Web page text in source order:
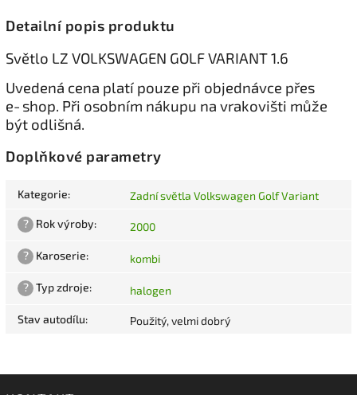
Detailní popis produktu
Světlo LZ VOLKSWAGEN GOLF VARIANT 1.6
Uvedená cena platí pouze při objednávce přes
e‑shop. Při osobním nákupu na vrakovišti může
být odlišná.
Doplňkové parametry
Kategorie: Zadní světla Volkswagen Golf Variant
? Rok výroby: 2000
? Karoserie: kombi
? Typ zdroje: halogen
Stav autodílu: Použitý, velmi dobrý